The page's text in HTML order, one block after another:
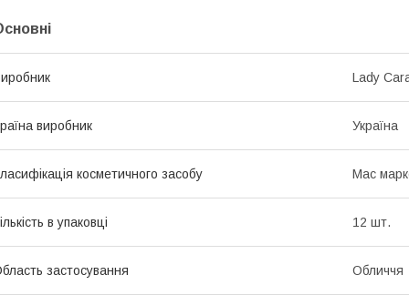
Lady
виробник Україна
косметичного засобу Мас
в упаковці 12 шт.
застосування Обличчя